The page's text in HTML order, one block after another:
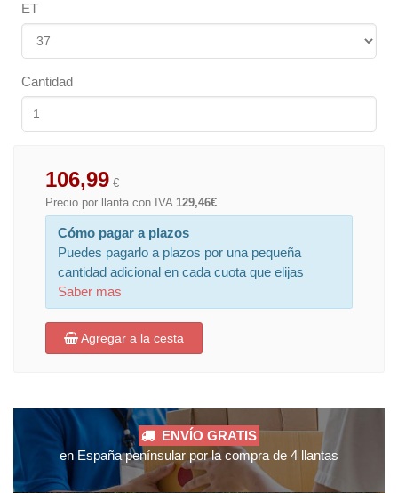
ET
Cantidad
106,99 €
Precio por llanta con IVA 129,46€
Cómo pagar a plazos
Puedes pagarlo a plazos por una pequeña
cantidad adicional en cada cuota que elijas
Saber mas
Agregar a la cesta
ENVÍO GRATIS
en España penínsular por la compra de 4 llantas